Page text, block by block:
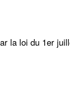
la loi du 1er